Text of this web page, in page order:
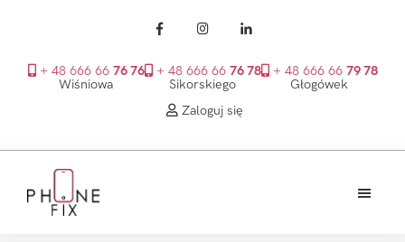
+ 48 666 66 76 76
Wiśniowa
+ 48 666 66 76 78
Sikorskiego
+ 48 666 66 79 78
Głogówek
Zaloguj się
głównego